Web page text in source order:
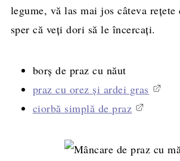
legume, vă las mai jos câteva rețete
sper că veți dori să le încercați.
borș de praz cu năut
praz cu orez și ardei gras
ciorbă simplă de praz